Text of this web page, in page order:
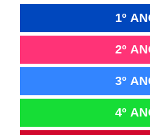
1º
2º
3º
4º